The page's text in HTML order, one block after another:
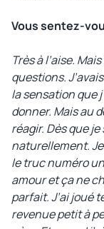
Vous sentez-
Très à l’aise.
questions.
la sensation que
donner. Mais au
réagir. Dès que
naturellement.
le truc numéro
amour et ça ne
parfait. J’ai joué
revenue petit à